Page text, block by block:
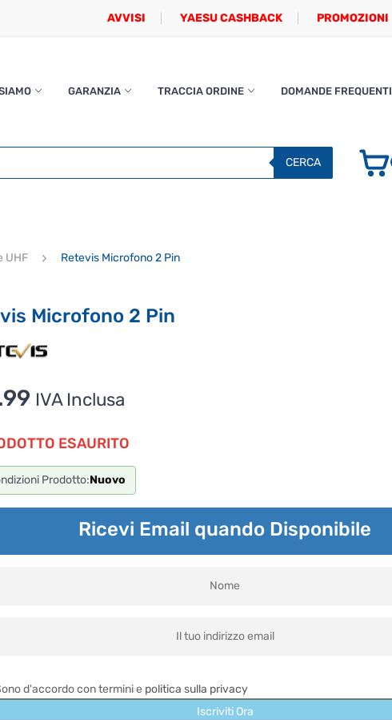
AVVISI YAESU CASHBACK PROMOZIONI
GARANZIA TRACCIA ORDINE DOMANDE FREQUENTI
CERCA
UHF Retevis Microfono 2 Pin
Microfono 2 Pin
IVA Inclusa
ESAURITO
Prodotto:Nuovo
Ricevi Email quando Disponibile
d'accordo con termini e politica sulla privacy
Iscriviti Ora